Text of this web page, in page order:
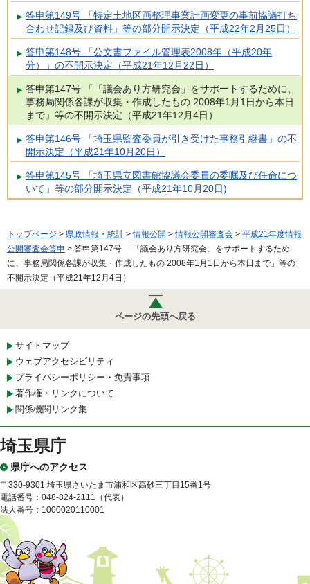
答申第149号 「特定土地区画整理事業計画変更の事前協議打ち
合わせ記録及び資料」等の部分開示決定（平成22年2月25日）
答申第148号 「公文書ファイル管理表2008年（平成20年
分）」の不開示決定（平成21年12月22日）
答申第147号 「「議会あり方研究会」をサポートするために、
事務局関係各課が収集・作成したもの 2008年1月1日から本日
まで」等の不開示決定（平成21年12月4日）
答申第146号 「埼玉県監査委員が引き受けた事務引継書」の不
開示決定（平成21年10月20日）
答申第145号 「埼玉県立図書館協議会委員の委嘱及び任命につ
いて」等の部分開示決定（平成21年10月20日)
トップページ > 県政情報・統計 >情報公開 >情報公開審査会 > 平成21年度情報
公開審査会答申 > 答申第147号 「「議会あり方研究会」をサポートするため
に、事務局関係各課が収集・作成したもの 2008年1月1日から本日まで」等の
不開示決定（平成21年12月4日）
ページの先頭へ戻る
サイトマップ
ウェブアクセシビリティ
プライバシーポリシー・免責事項
著作権・リンクについて
関係機関リンク集
埼玉県庁
県庁へのアクセス
〒330-9301 埼玉県さいたま市浦和区高砂三丁目15番1号
電話番号：048-824-2111（代表）
法人番号：1000020110001